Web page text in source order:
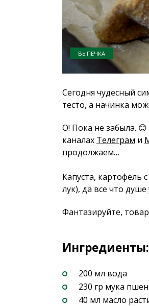
ВЫПЕЧКА
Сегодня чудесный
тесто, а начинка
О! Пока не забыла.
каналах Телеграм и
продолжаем…
Капуста, картофель
лук), да все что душе
Фантазируйте,
Ингредиенты:
200 мл вода
230 гр мука
40 мл масло